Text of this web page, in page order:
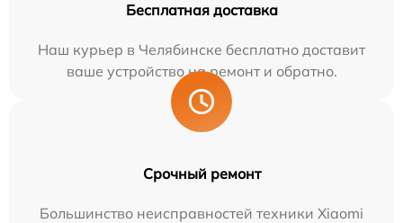
Бесплатная доставка
Наш курьер в Челябинске бесплатно доставит
ваше устройство на ремонт и обратно.
Срочный ремонт
Большинство неисправностей техники Xiaomi